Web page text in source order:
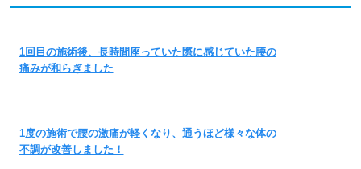
1回目の施術後、長時間座っていた際に感じていた腰の
痛みが和らぎました
1度の施術で腰の激痛が軽くなり、通うほど様々な体の
不調が改善しました！